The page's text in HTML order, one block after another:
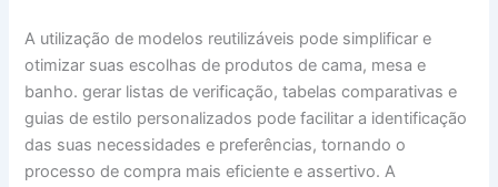
A utilização de modelos reutilizáveis pode simplificar e
otimizar suas escolhas de produtos de cama, mesa e
banho. gerar listas de verificação, tabelas comparativas e
guias de estilo personalizados pode facilitar a identificação
das suas necessidades e preferências, tornando o
processo de compra mais eficiente e assertivo. A